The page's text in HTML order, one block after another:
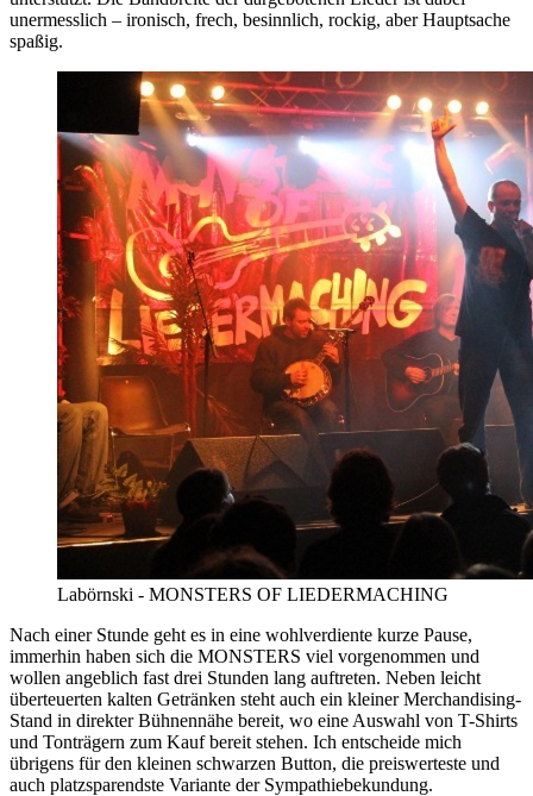
unermesslich – ironisch, frech, besinnlich, rockig, aber Hauptsache
spaßig.
Labörnski - MONSTERS OF LIEDERMACHING
Nach einer Stunde geht es in eine wohlverdiente kurze Pause,
immerhin haben sich die MONSTERS viel vorgenommen und
wollen angeblich fast drei Stunden lang auftreten. Neben leicht
überteuerten kalten Getränken steht auch ein kleiner Merchandising-
Stand in direkter Bühnennähe bereit, wo eine Auswahl von T-Shirts
und Tonträgern zum Kauf bereit stehen. Ich entscheide mich
übrigens für den kleinen schwarzen Button, die preiswerteste und
auch platzsparendste Variante der Sympathiebekundung.